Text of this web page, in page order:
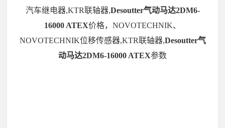
汽车继电器,KTR联轴器,Desoutter气动马达2DM6-
16000 ATEX价格，NOVOTECHNIK、
NOVOTECHNIK位移传感器,KTR联轴器,Desoutter气
动马达2DM6-16000 ATEX参数